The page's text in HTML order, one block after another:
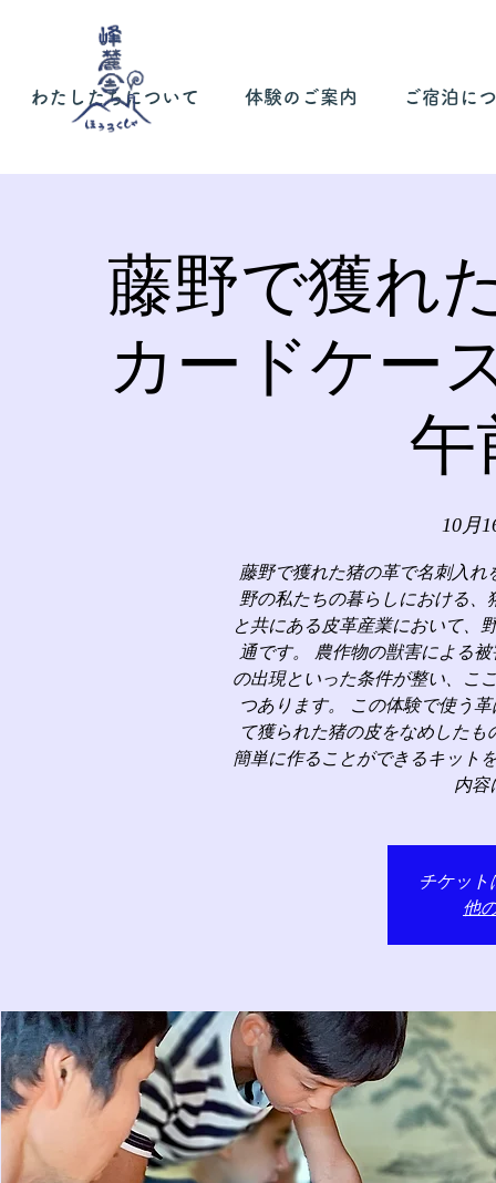
わたしたちについて 体験のご案内 ご宿泊に
藤野で獲れ
カードケー
午
10月
藤野で獲れた猪の革で名刺入
野の私たちの暮らしにおける
と共にある皮革産業において、
通です。 農作物の獣害による
の出現といった条件が整い、こ
つあります。 この体験で使う
て獲られた猪の皮をなめした
簡単に作ることができるキット
内容
チケット
他